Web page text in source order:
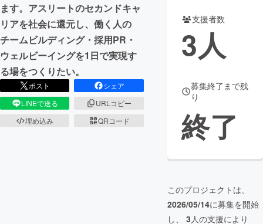
CAMPFIRE for Social Good
CAMPFIRE Creation
CAMPFIREふるさと納税
コミュニティ
ます。アスリートのセカンドキャ
リアを社会に還元し、働く人の
チームビルディング・採用PR・
ウェルビーイングを1日で実現す
る場をつくりたい。
ポスト
シェア
LINEで送る
URLコピー
埋め込み
QRコード
支援者数
3人
募集終了まで残
り
終了
このプロジェクトは、
2026/05/14に募集を開始
し、 3人の支援により